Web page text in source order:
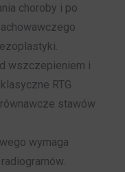
choroby i po
wszczepieniem i
RTG
stawów
wymaga